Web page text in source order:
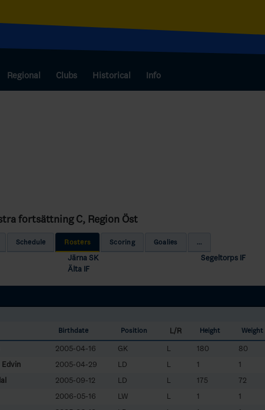
Regional Clubs Historical Info
fortsättning C, Region Öst
Schedule Rosters Scoring Goalies ...
Järna SK Segeltorps IF
Älta IF
Birthdate Position L/R Height Weight
2005-04-16 GK L 180 80
2005-04-29 LD L 1 1
2005-09-12 LD L 175 72
2006-05-16 LW L 1 1